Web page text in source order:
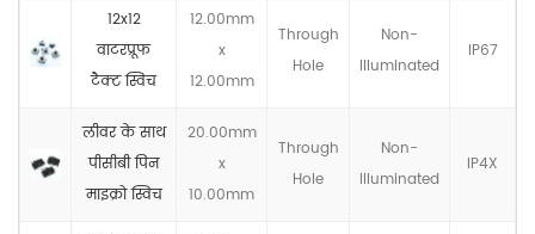
12x12
वाटरप्रूफ
टैक्ट स्विच
12.00mm
x
12.00mm
Through
Hole
Non-
llluminated
IP67
लीवर के साथ
पीसीबी पिन
माइक्रो स्विच
20.00mm
x
10.00mm
Through
Hole
Non-
llluminated
IP4X